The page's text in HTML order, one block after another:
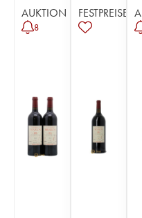
AUKTION
8
FESTPREISE